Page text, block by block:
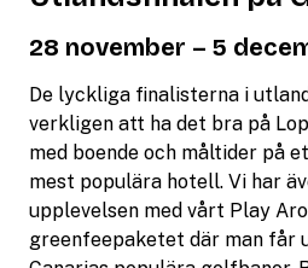
28 november – 5
De lyckliga finalisterna i
verkligen att ha det bra på
med boende och måltider på
mest populära hotell. Vi har
upplevelsen med vårt Play
greenfeepaketet där man får